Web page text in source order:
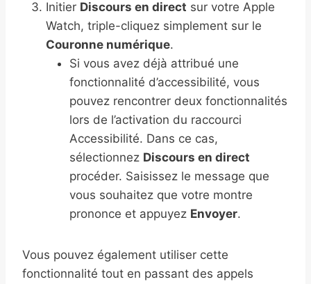
Initier Discours en direct sur votre Apple
Watch, triple-cliquez simplement sur le
Couronne numérique.
Si vous avez déjà attribué une
fonctionnalité d’accessibilité, vous
pouvez rencontrer deux fonctionnalités
lors de l’activation du raccourci
Accessibilité. Dans ce cas,
sélectionnez Discours en direct
procéder. Saisissez le message que
vous souhaitez que votre montre
prononce et appuyez Envoyer.
Vous pouvez également utiliser cette
fonctionnalité tout en passant des appels